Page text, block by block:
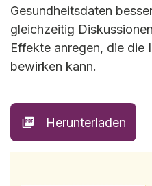
Gesundheitsdaten
gleichzeitig
Effekte anregen, die die
bewirken kann.
Herunterladen